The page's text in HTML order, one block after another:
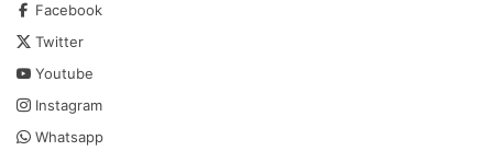
Facebook
Twitter
Youtube
Instagram
Whatsapp